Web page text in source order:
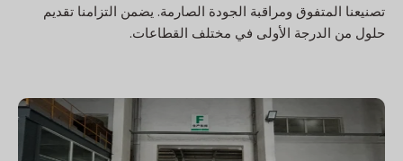
تصنيعنا المتفوق ومراقبة الجودة الصارمة. يضمن التزامنا تقديم
حلول من الدرجة الأولى في مختلف القطاعات.